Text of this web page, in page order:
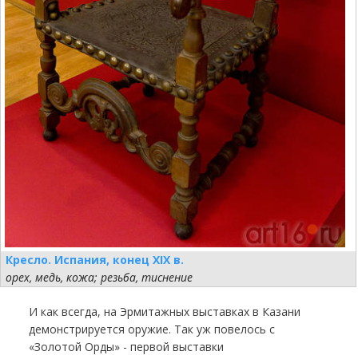
Кресло. Испания, конец XIX в.
орех, медь, кожа; резьба, тиснение
И как всегда, на Эрмитажных выставках в Казани
демонстрируется оружие. Так уж повелось с
«Золотой Орды» - первой выставки